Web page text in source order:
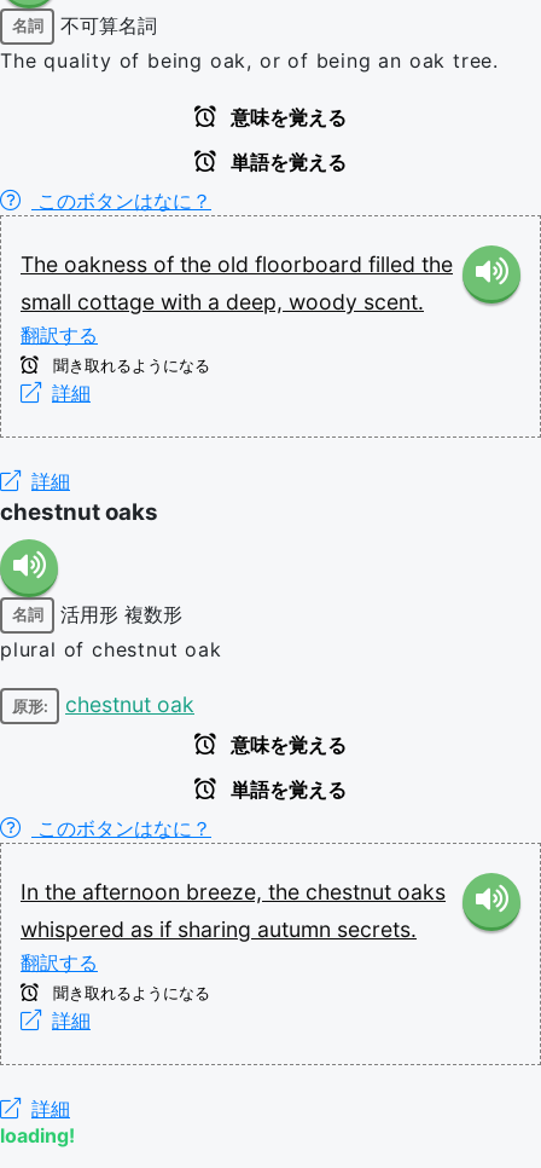
名詞
不可算名詞
The quality of being oak, or of being an oak tree.
意味を覚える
単語を覚える
このボタンはなに？
The oakness of the old floorboard filled the
small cottage with a deep, woody scent.
翻訳する
聞き取れるようになる
詳細
詳細
chestnut oaks
名詞 活用形 複数形
plural of chestnut oak
原形: chestnut oak
意味を覚える
単語を覚える
このボタンはなに？
In the afternoon breeze, the chestnut oaks
whispered as if sharing autumn secrets.
翻訳する
聞き取れるようになる
詳細
詳細
loading!